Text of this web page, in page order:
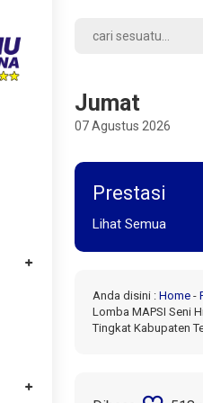
Jumat
07 Agustus 2026
Prestasi
Lihat Semua
Anda disini : Home -
Lomba MAPSI Seni
Tingkat Kabupaten